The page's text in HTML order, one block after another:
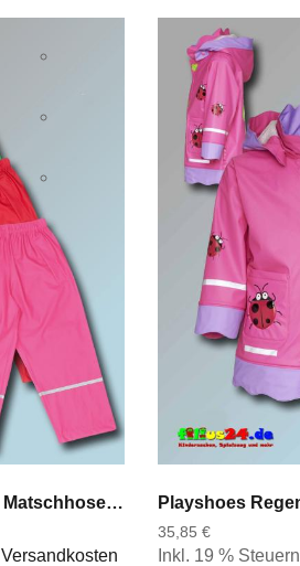
Playshoes Regenhose Matschhose Spielhose wasserdicht winddicht Reflektorstreifen
Versandkosten
35,85 €
Inkl. 19 % Steuern